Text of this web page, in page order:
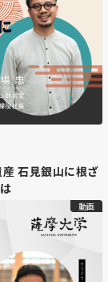
却を進める
KKRとの交渉
レイス」など
明し、売却額へ
ったことが理
たが、合意に
石見銀山に根ざ
動画